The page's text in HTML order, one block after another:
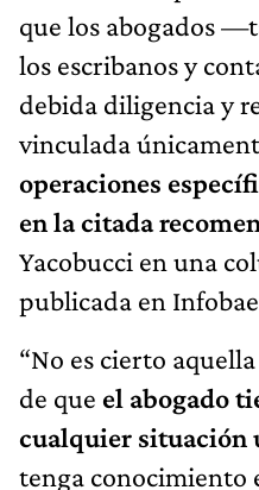
que los abogados
los escribanos y
debida diligencia y
vinculada
operaciones
en la citada
Yacobucci en una
publicada en
“No es cierto
de que el abogado
cualquier situación
tenga conocimiento